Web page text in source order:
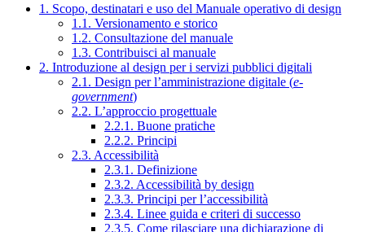
1. Scopo, destinatari e uso del Manuale operativo di design
1.1. Versionamento e storico
1.2. Consultazione del manuale
1.3. Contribuisci al manuale
2. Introduzione al design per i servizi pubblici digitali
2.1. Design per l’amministrazione digitale (e-
government)
2.2. L’approccio progettuale
2.2.1. Buone pratiche
2.2.2. Principi
2.3. Accessibilità
2.3.1. Definizione
2.3.2. Accessibilità by design
2.3.3. Principi per l’accessibilità
2.3.4. Linee guida e criteri di successo
2.3.5. Come rilasciare una dichiarazione di